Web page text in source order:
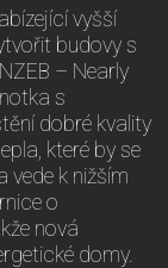
vyšší
budovy s
– Nearly
s
dobré kvality
které by se
vede k nižším
o
nová
domy.